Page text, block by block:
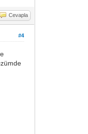
Cevapla
#4